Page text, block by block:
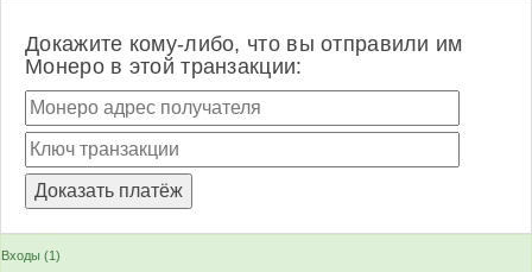
Докажите кому-либо, что вы отправили им
Монеро в этой транзакции:
Входы (1)